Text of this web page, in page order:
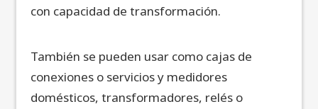
con capacidad de transformación.
También se pueden usar como cajas de
conexiones o servicios y medidores
domésticos, transformadores, relés o